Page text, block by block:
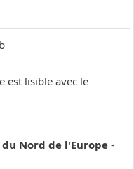
est lisible avec le
Nord de l'Europe -